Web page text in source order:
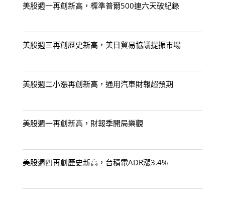
美股週一再創新高，標準普爾500連六天破紀錄
美股週三再創歷史新高，美日貿易協議提振市場
美股週二小漲再創新高，通用汽車財報超預期
美股週一再創新高，財報季開局樂觀
美股週四再創歷史新高，台積電ADR漲3.4%